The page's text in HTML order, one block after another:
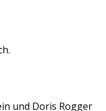
und Doris Rogger